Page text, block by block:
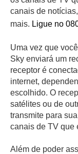
canais de
mais. Ligue no
Uma vez que
Sky enviará um
receptor é
internet,
escolhido. O
satélites ou de
transmite para
canais de TV que
Além de poder